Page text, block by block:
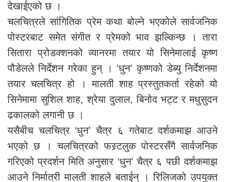
देखाईएको छ ।
चलचित्रले सांगितिक प्रेम कथा बोल्ने भएकोले सार्वजनिक
पोस्टरबाट समेत संगीत र प्रेमको भाव झल्किन्छ । तारा
सितारा प्रोडक्शनको व्यानरमा तयार यो सिनेमालाई कृष्ण
पौडेलले निर्देशन गरेका हुन् । ‘धुन’ कृष्णको डेब्यु निर्देशनमा
तयार चलचित्र हो । मालती शाह प्रस्तुतकर्ता रहेको यो
सिनेमामा सुशिल शाह, श्रेया दुलाल, बिनोद भट्ट र मधुसुदन
ढकालको लगानी छ ।
यसैबीच चलचित्र ‘धुन’ चैत्र ६ गतेबाट दर्शकमाझ आउने
भएको छ । चलचित्रको फस्र्टलुक पोस्टरसँगै सार्वजनिक
गरिएको प्रदर्शन मिति अनुसार ‘धुन’ चैत्र ६ पछी दर्शकमाझ
आउने निर्मात्री मालती शाहले बताईन् । रिलिजको उपयुक्त